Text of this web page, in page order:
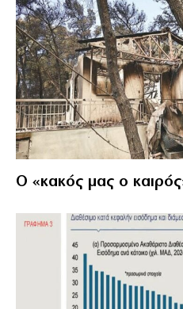
Ο «κακός μας ο